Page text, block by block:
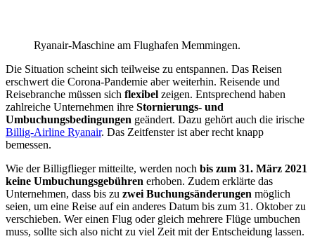
Ryanair-Maschine am Flughafen Memmingen.
Die Situation scheint sich teilweise zu entspannen. Das Reisen
erschwert die Corona-Pandemie aber weiterhin. Reisende und
Reisebranche müssen sich flexibel zeigen. Entsprechend haben
zahlreiche Unternehmen ihre Stornierungs- und
Umbuchungsbedingungen geändert. Dazu gehört auch die irische
Billig-Airline Ryanair. Das Zeitfenster ist aber recht knapp
bemessen.
Wie der Billigflieger mitteilte, werden noch bis zum 31. März 2021
keine Umbuchungsgebühren erhoben. Zudem erklärte das
Unternehmen, dass bis zu zwei Buchungsänderungen möglich
seien, um eine Reise auf ein anderes Datum bis zum 31. Oktober zu
verschieben. Wer einen Flug oder gleich mehrere Flüge umbuchen
muss, sollte sich also nicht zu viel Zeit mit der Entscheidung lassen.